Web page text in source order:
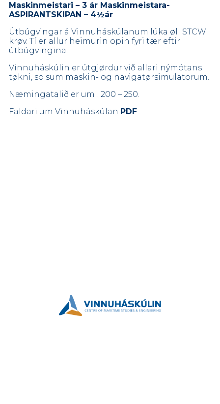
Maskinmeistari – 3 árMaskinmeistara-
ASPIRANTSKIPAN – 4½ár
Útbúgvingar á Vinnuháskúlanum lúka øll STCW
krøv. Tí er allur heimurin opin fyri tær eftir
útbúgvingina.
Vinnuháskúlin er útgjørdur við allari nýmótans
tøkni, so sum maskin- og navigatørsimulatorum.
Næmingatalið er uml. 200 – 250.
Faldari um Vinnuháskúlan PDF